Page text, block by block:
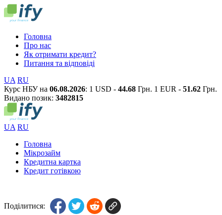
Головна
Про нас
Як отримати кредит?
Питання та відповіді
UA RU
Курс НБУ на 06.08.2026: 1 USD - 44.68 Грн. 1 EUR - 51.62 Грн.
Видано позик: 3482815
UA RU
Головна
Мікрозайм
Кредитна картка
Кредит готівкою
Поділитися: